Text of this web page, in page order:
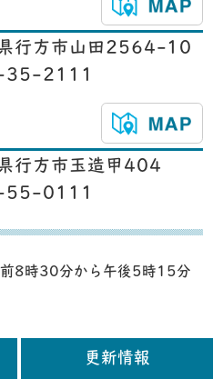
行方市山田2564-10
35-2111
行方市玉造甲404
55-0111
8時30分から午後5時15分
更新情報